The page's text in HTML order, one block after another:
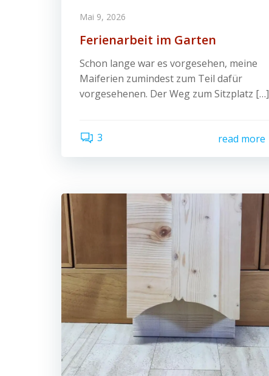
Mai 9, 2026
Ferienarbeit im Garten
Schon lange war es vorgesehen, meine
Maiferien zumindest zum Teil dafür
vorgesehenen. Der Weg zum Sitzplatz […]
3 read more